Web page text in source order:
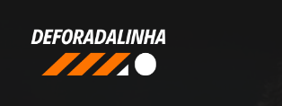
conteúdo